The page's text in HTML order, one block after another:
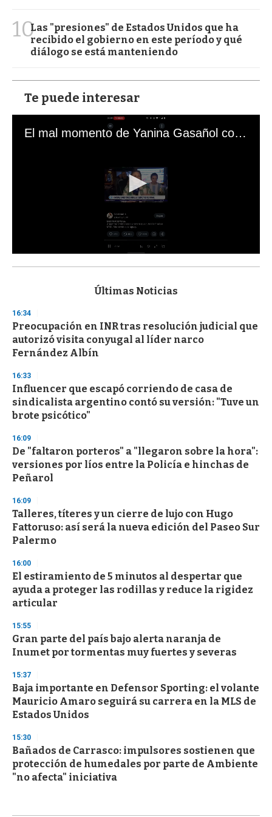
10Las "presiones" de Estados Unidos que ha
recibido el gobierno en este período y qué
diálogo se está manteniendo
Te puede interesar
El mal momento de Yanina Gasañol con un hincha argentino en "Subrayado"
s
d
s
o
f
3
s
e
c
o
n
s
Últimas Noticias
16:34
Preocupación en INR tras resolución judicial que
autorizó visita conyugal al líder narco
Fernández Albín
16:33
Influencer que escapó corriendo de casa de
sindicalista argentino contó su versión: "Tuve un
brote psicótico"
16:09
De "faltaron porteros" a "llegaron sobre la hora":
versiones por líos entre la Policía e hinchas de
Peñarol
16:09
Talleres, títeres y un cierre de lujo con Hugo
Fattoruso: así será la nueva edición del Paseo Sur
Palermo
16:00
El estiramiento de 5 minutos al despertar que
ayuda a proteger las rodillas y reduce la rigidez
articular
15:55
Gran parte del país bajo alerta naranja de
Inumet por tormentas muy fuertes y severas
15:37
Baja importante en Defensor Sporting: el volante
Mauricio Amaro seguirá su carrera en la MLS de
Estados Unidos
15:30
Bañados de Carrasco: impulsores sostienen que
protección de humedales por parte de Ambiente
"no afecta" iniciativa